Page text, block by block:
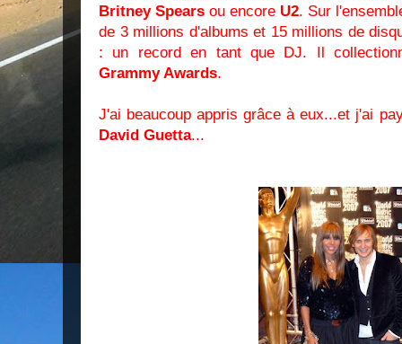
Britney Spears ou encore U2. Sur
de 3 millions d'albums et 15 millions de
: un record en tant que DJ. Il
Grammy Awards.
J'ai beaucoup appris grâce à eux...et j'ai
David Guetta...